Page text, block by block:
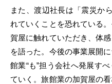
また、渡辺社長は「震災か
れていくことを恐れている
賀屋に触れていただき、体
を語った。今後の事業展開
館業“も”担う会社へ発展す
ていく。旅館業の加賀屋の